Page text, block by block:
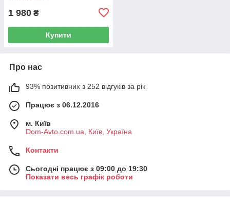
1 980 ₴
Купити
Про нас
93% позитивних з 252 відгуків за рік
Працює з 06.12.2016
м. Київ
Dom-Avto.com.ua, Київ, Україна
Контакти
Сьогодні працює з 09:00 до 19:30
Показати весь графік роботи